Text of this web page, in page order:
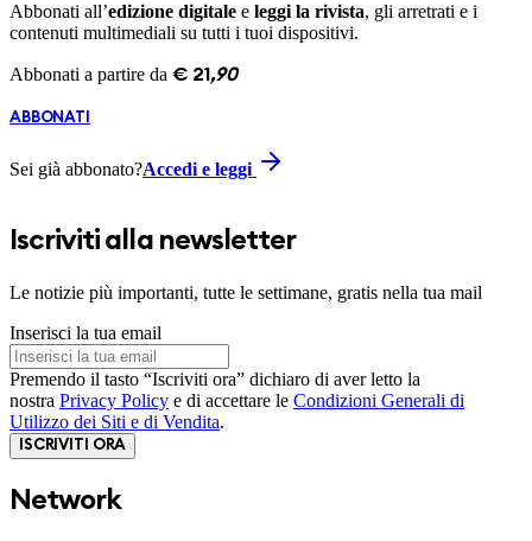
Abbonati all’edizione digitale e leggi la rivista, gli arretrati e i
contenuti multimediali su tutti i tuoi dispositivi.
Abbonati a partire da € 21 ,90
ABBONATI
Sei già abbonato?Accedi e leggi
Iscriviti alla newsletter
Le notizie più importanti, tutte le settimane, gratis nella tua mail
Inserisci la tua email
Premendo il tasto “Iscriviti ora” dichiaro di aver letto la
nostra Privacy Policy e di accettare le Condizioni Generali di
Utilizzo dei Siti e di Vendita.
ISCRIVITI ORA
Network